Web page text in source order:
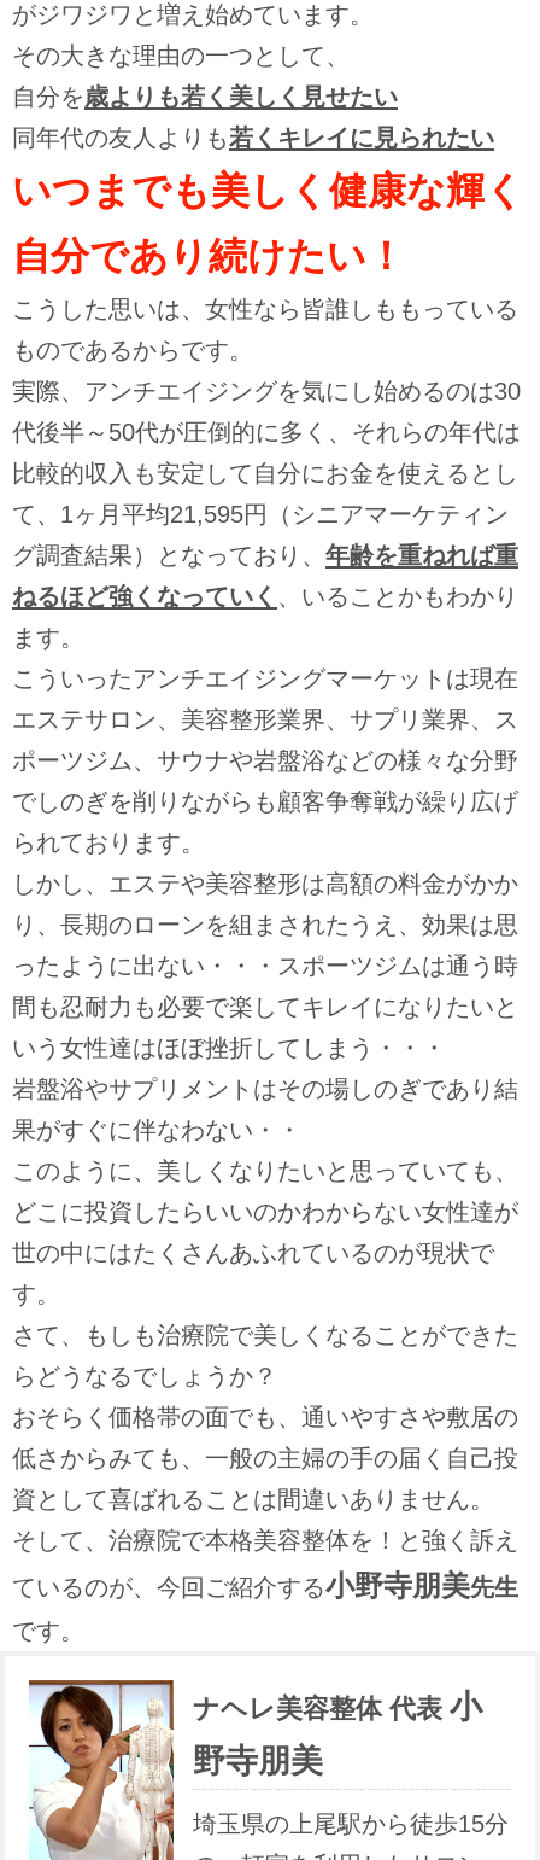
がジワジワと増え始めています。
その大きな理由の一つとして、
自分を歳よりも若く美しく見せたい
同年代の友人よりも若くキレイに見られたい
いつまでも美しく健康な輝く
自分であり続けたい！
こうした思いは、女性なら皆誰しももっている
ものであるからです。
実際、アンチエイジングを気にし始めるのは30
代後半～50代が圧倒的に多く、それらの年代は
比較的収入も安定して自分にお金を使えるとし
て、1ヶ月平均21,595円（シニアマーケティン
グ調査結果）となっており、 年齢を重ねれば重
ねるほど強くなっていく 、いることかもわかり
ます。
こういったアンチエイジングマーケットは現在
エステサロン、美容整形業界、サプリ業界、ス
ポーツジム、サウナや岩盤浴などの様々な分野
でしのぎを削りながらも顧客争奪戦が繰り広げ
られております。
しかし、エステや美容整形は高額の料金がかか
り、長期のローンを組まされたうえ、効果は思
ったように出ない・・・スポーツジムは通う時
間も忍耐力も必要で楽してキレイになりたいと
いう女性達はほぼ挫折してしまう・・・
岩盤浴やサプリメントはその場しのぎであり結
果がすぐに伴なわない・・
このように、美しくなりたいと思っていても、
どこに投資したらいいのかわからない女性達が
世の中にはたくさんあふれているのが現状で
す。
さて、もしも治療院で美しくなることができた
らどうなるでしょうか？
おそらく価格帯の面でも、通いやすさや敷居の
低さからみても、一般の主婦の手の届く自己投
資として喜ばれることは間違いありません。
そして、治療院で本格美容整体を！と強く訴え
ているのが、今回ご紹介する小野寺朋美先生
です。
ナヘレ美容整体 代表 小
野寺朋美
埼玉県の上尾駅から徒歩15分